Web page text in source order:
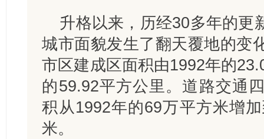
升格以来，历经30多年的更
城市面貌发生了翻天覆地的变
市区建成区面积由1992年的
的59.92平方公里。道路交通
积从1992年的69万平方米增
米。